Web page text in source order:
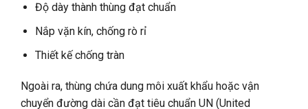
Độ dày thành thùng đạt chuẩn
Nắp vặn kín, chống rò rỉ
Thiết kế chống tràn
Ngoài ra, thùng chứa dung môi xuất khẩu hoặc vận
chuyển đường dài cần đạt tiêu chuẩn UN (United